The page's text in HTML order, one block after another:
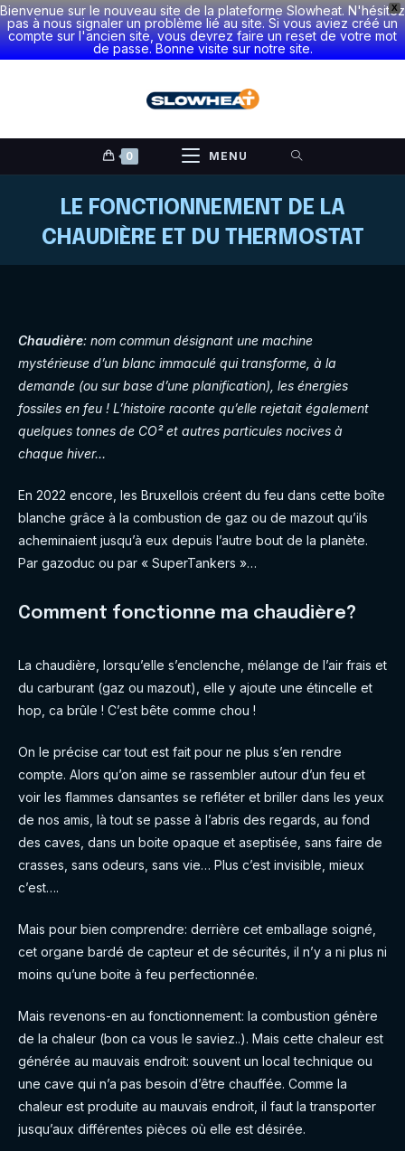
X
Bienvenue sur le nouveau site de la plateforme Slowheat. N'hésitez
pas à nous signaler un problème lié au site. Si vous aviez créé un
compte sur l'ancien site, vous devrez faire un reset de votre mot
de passe. Bonne visite sur notre site.
0 MENU
LE FONCTIONNEMENT DE LA
CHAUDIÈRE ET DU THERMOSTAT
Chaudière: nom commun désignant une machine
mystérieuse d’un blanc immaculé qui transforme, à la
demande (ou sur base d’une planification), les énergies
fossiles en feu ! L’histoire raconte qu’elle rejetait également
quelques tonnes de CO² et autres particules nocives à
chaque hiver…
En 2022 encore, les Bruxellois créent du feu dans cette boîte
blanche grâce à la combustion de gaz ou de mazout qu’ils
acheminaient jusqu’à eux depuis l’autre bout de la planète.
Par gazoduc ou par « SuperTankers »…
Comment fonctionne ma chaudière?
La chaudière, lorsqu’elle s’enclenche, mélange de l’air frais et
du carburant (gaz ou mazout), elle y ajoute une étincelle et
hop, ca brûle ! C’est bête comme chou !
On le précise car tout est fait pour ne plus s’en rendre
compte. Alors qu’on aime se rassembler autour d’un feu et
voir les flammes dansantes se refléter et briller dans les yeux
de nos amis, là tout se passe à l’abris des regards, au fond
des caves, dans un boite opaque et aseptisée, sans faire de
crasses, sans odeurs, sans vie… Plus c’est invisible, mieux
c’est….
Mais pour bien comprendre: derrière cet emballage soigné,
cet organe bardé de capteur et de sécurités, il n’y a ni plus ni
moins qu’une boite à feu perfectionnée.
Mais revenons-en au fonctionnement: la combustion génère
de la chaleur (bon ca vous le saviez..). Mais cette chaleur est
générée au mauvais endroit: souvent un local technique ou
une cave qui n’a pas besoin d’être chauffée. Comme la
chaleur est produite au mauvais endroit, il faut la transporter
jusqu’aux différentes pièces où elle est désirée.